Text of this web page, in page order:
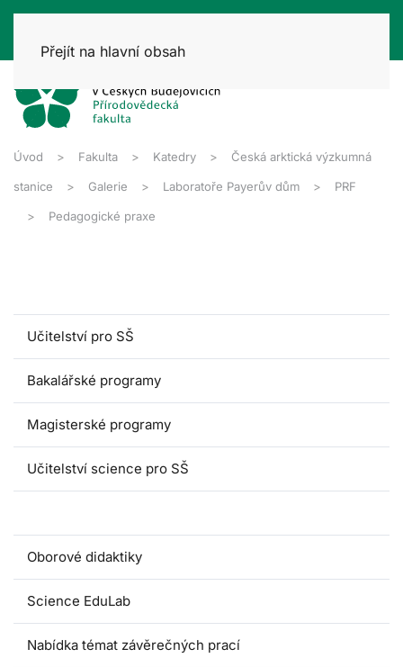
Přejít na hlavní obsah
Úvod Fakulta Katedry Česká arktická výzkumná
stanice Galerie Laboratoře Payerův dům PRF
Pedagogické praxe
Učitelství pro SŠ
Bakalářské programy
Magisterské programy
Učitelství science pro SŠ
Oborové didaktiky
Science EduLab
Nabídka témat závěrečných prací